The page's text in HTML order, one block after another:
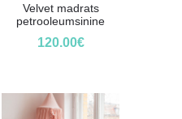
Velvet madrats
petrooleumsinine
120.00€